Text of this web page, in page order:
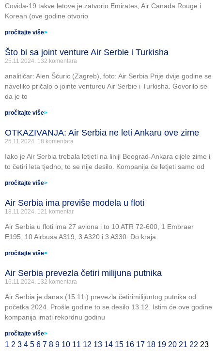
Covida-19 takve letove je zatvorio Emirates, Air Canada Rouge i
Korean (ove godine otvorio
pročitajte više>
Što bi sa joint venture Air Serbie i Turkisha
25.11.2024. 132 komentara
analitičar: Alen Šćuric (Zagreb), foto: Air Serbia Prije dvije godine se
naveliko pričalo o jointe ventureu Air Serbie i Turkisha. Govorilo se
da je to
pročitajte više>
OTKAZIVANJA: Air Serbia ne leti Ankaru ove zime
25.11.2024. 18 komentara
Iako je Air Serbia trebala letjeti na liniji Beograd-Ankara cijele zime i
to četiri leta tjedno, to se nije desilo. Kompanija će letjeti samo od
pročitajte više>
Air Serbia ima previše modela u floti
18.11.2024. 121 komentar
Air Serbia u floti ima 27 aviona i to 10 ATR 72-600, 1 Embraer
E195, 10 Airbusa A319, 3 A320 i 3 A330. Do kraja
pročitajte više>
Air Serbia prevezla četiri milijuna putnika
16.11.2024. 132 komentara
Air Serbia je danas (15.11.) prevezla četirimilijuntog putnika od
početka 2024. Prošle godine to se desilo 13.12. Istim će ove godine
kompanija imati rekordnu godinu
pročitajte više>
1 2 3 4 5 6 7 8 9 10 11 12 13 14 15 16 17 18 19 20 21 22 23